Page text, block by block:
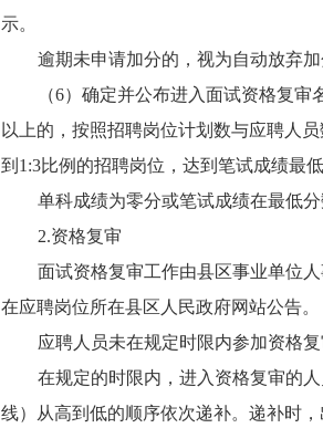
示。
逾期未申请加分的，视为自动放弃加
（6）确定并公布进入面试资格复
以上的，按照招聘岗位计划数与应聘人
到1:3比例的招聘岗位，达到笔试成绩最
单科成绩为零分或笔试成绩在最低
2.资格复审
面试资格复审工作由县区事业单位
在应聘岗位所在县区人民政府网站公告。
应聘人员未在规定时限内参加资格
在规定的时限内，进入资格复审的
线）从高到低的顺序依次递补。递补时